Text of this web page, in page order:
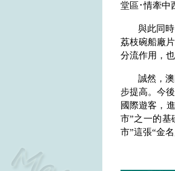
堂區･情牽中
與此同
荔枝碗船廠
分流作用，
誠然，
步提高。今
國際遊客，
市”之一的基
市”這張“金名